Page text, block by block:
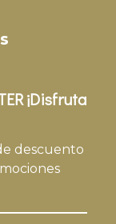
¡Disfruta
descuento